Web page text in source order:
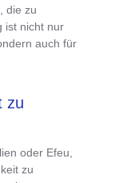
die zu
ist nicht nur
auch für
zu
oder Efeu,
zu